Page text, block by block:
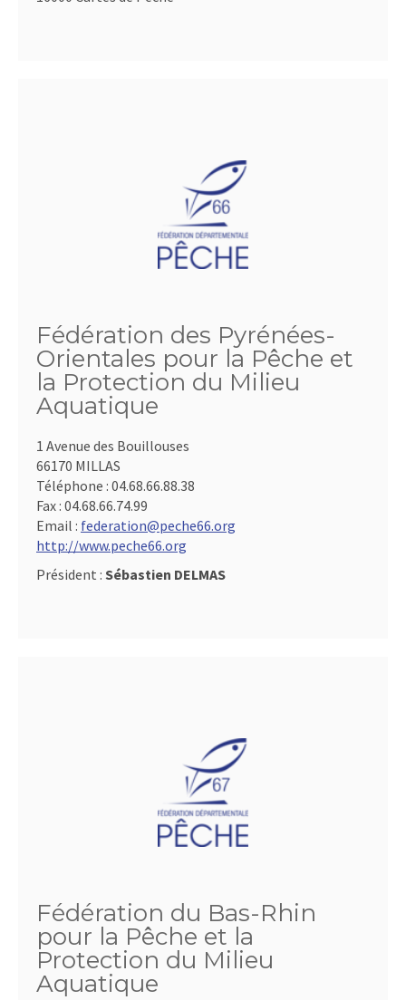
Fédération des Pyrénées-
Orientales pour la Pêche et
la Protection du Milieu
Aquatique
1 Avenue des Bouillouses
66170 MILLAS
Téléphone : 04.68.66.88.38
Fax : 04.68.66.74.99
Email : federation@peche66.org
http://www.peche66.org
Président : Sébastien DELMAS
Fédération du Bas-Rhin
pour la Pêche et la
Protection du Milieu
Aquatique